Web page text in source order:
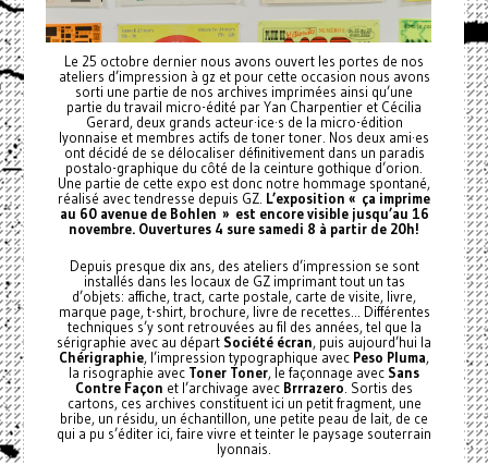
Le 25 octobre dernier nous avons ouvert les portes de nos
ateliers d’impression à gz et pour cette occasion nous avons
sorti une partie de nos archives imprimées ainsi qu’une
partie du travail micro-édité par Yan Charpentier et Cécilia
Gerard, deux grands acteur·ice·s de la micro-édition
lyonnaise et membres actifs de toner toner. Nos deux ami·es
ont décidé de se délocaliser définitivement dans un paradis
postalo-graphique du côté de la ceinture gothique d’orion.
Une partie de cette expo est donc notre hommage spontané,
réalisé avec tendresse depuis GZ. L’exposition « ça imprime
au 60 avenue de Bohlen » est encore visible jusqu’au 16
novembre. Ouvertures 4 sure samedi 8 à partir de 20h!
Depuis presque dix ans, des ateliers d’impression se sont
installés dans les locaux de GZ imprimant tout un tas
d’objets: affiche, tract, carte postale, carte de visite, livre,
marque page, t-shirt, brochure, livre de recettes... Différentes
techniques s’y sont retrouvées au fil des années, tel que la
sérigraphie avec au départ Société écran, puis aujourd’hui la
Chérigraphie, l’impression typographique avec Peso Pluma,
la risographie avec Toner Toner, le façonnage avec Sans
Contre Façon et l’archivage avec Brrrazero . Sortis des
cartons, ces archives constituent ici un petit fragment, une
bribe, un résidu, un échantillon, une petite peau de lait, de ce
qui a pu s’éditer ici, faire vivre et teinter le paysage souterrain
lyonnais.